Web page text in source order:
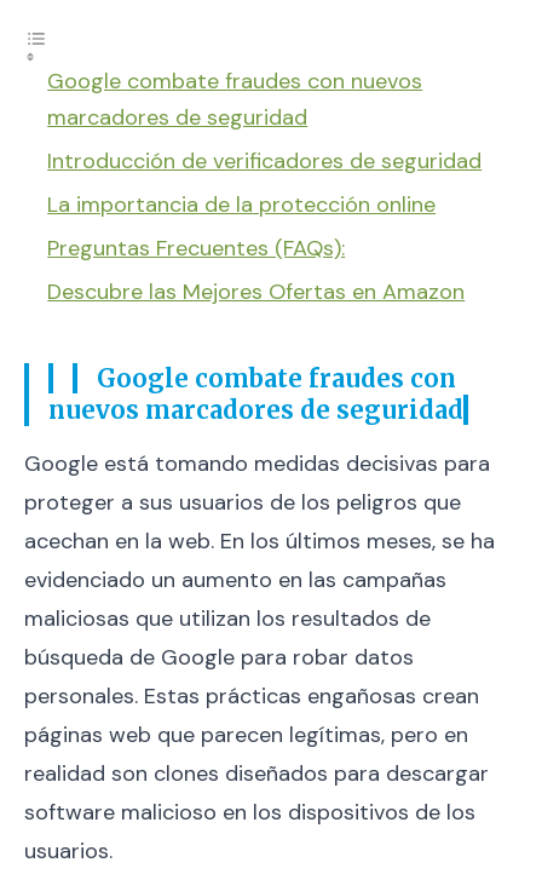
Google combate fraudes con nuevos
marcadores de seguridad
Introducción de verificadores de seguridad
La importancia de la protección online
Preguntas Frecuentes (FAQs):
Descubre las Mejores Ofertas en Amazon
Google combate fraudes con
nuevos marcadores de seguridad
Google está tomando medidas decisivas para
proteger a sus usuarios de los peligros que
acechan en la web. En los últimos meses, se ha
evidenciado un aumento en las campañas
maliciosas que utilizan los resultados de
búsqueda de Google para robar datos
personales. Estas prácticas engañosas crean
páginas web que parecen legítimas, pero en
realidad son clones diseñados para descargar
software malicioso en los dispositivos de los
usuarios.